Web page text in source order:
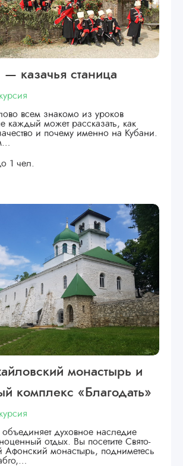
казачья станица
всем знакомо из уроков
каждый может рассказать, как
и почему именно на Кубани.
1 чел.
монастырь и
комплекс «Благодать»
объединяет духовное наследие
отдых. Вы посетите Свято-
Афонский монастырь, подниметесь